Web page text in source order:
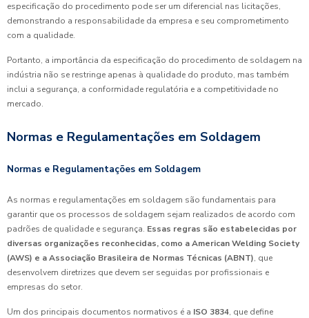
especificação do procedimento pode ser um diferencial nas licitações,
demonstrando a responsabilidade da empresa e seu comprometimento
com a qualidade.
Portanto, a importância da especificação do procedimento de soldagem na
indústria não se restringe apenas à qualidade do produto, mas também
inclui a segurança, a conformidade regulatória e a competitividade no
mercado.
Normas e Regulamentações em Soldagem
Normas e Regulamentações em Soldagem
As normas e regulamentações em soldagem são fundamentais para
garantir que os processos de soldagem sejam realizados de acordo com
padrões de qualidade e segurança. Essas regras são estabelecidas por
diversas organizações reconhecidas, como a American Welding Society
(AWS) e a Associação Brasileira de Normas Técnicas (ABNT), que
desenvolvem diretrizes que devem ser seguidas por profissionais e
empresas do setor.
Um dos principais documentos normativos é a ISO 3834, que define